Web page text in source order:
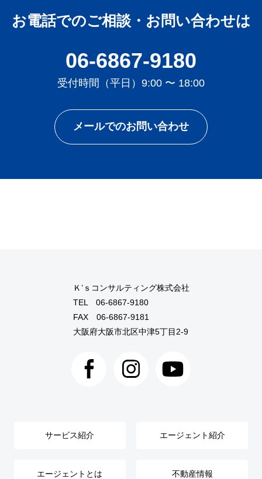
お電話でのご相談・お問い合わせは
06-6867-9180
受付時間（平日）9:00 〜 18:00
メールでのお問い合わせ
Ｋ’ｓコンサルティング株式会社
TEL 06-6867-9180
FAX 06-6867-9181
大阪府大阪市北区中津5丁目2-9
サービス紹介 エージェント紹介
エージェントとは 不動産情報